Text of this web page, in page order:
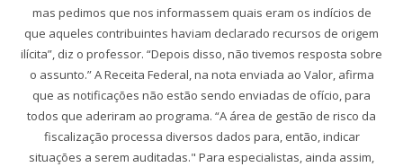
mas pedimos que nos informassem quais eram os indícios de
que aqueles contribuintes haviam declarado recursos de origem
ilícita”, diz o professor. “Depois disso, não tivemos resposta sobre
o assunto.” A Receita Federal, na nota enviada ao Valor, afirma
que as notificações não estão sendo enviadas de ofício, para
todos que aderiram ao programa. “A área de gestão de risco da
fiscalização processa diversos dados para, então, indicar
situações a serem auditadas." Para especialistas, ainda assim,